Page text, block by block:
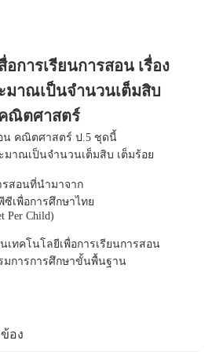
อการเรียนการสอน เรื่อง
มาณเป็นจำนวนเต็มสิบ
คณิตศาสตร์
น คณิตศาสตร์ ป.5 ชุดนี้
มาณเป็นจำนวนเต็มสิบ เต็มร้อย
รสอนที่นำมาจาก
ซีเพื่อการศึกษาไทย
Per Child)
เทคโนโลยีเพื่อการเรียนการสอน
การการศึกษาขั้นพื้นฐาน
อง